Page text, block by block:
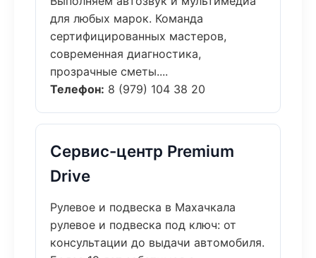
для любых марок. Команда
сертифицированных мастеров,
современная диагностика,
прозрачные сметы....
Телефон: 8 (979) 104 38 20
Сервис-центр Premium
Drive
Рулевое и подвеска в Махачкала
рулевое и подвеска под ключ: от
консультации до выдачи автомобиля.